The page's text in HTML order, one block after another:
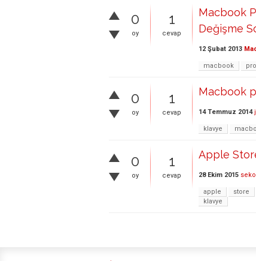
0
oy
1
cevap
Macbook
Değişme
12 Şubat 2013
macbook pro
0
oy
1
cevap
Macbook
14 Temmuz 2014
klavye
0
oy
1
cevap
Apple
28 Ekim 2015
apple store
klavye